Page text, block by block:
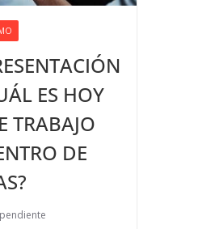
ES HOY
TRABAJO
DE